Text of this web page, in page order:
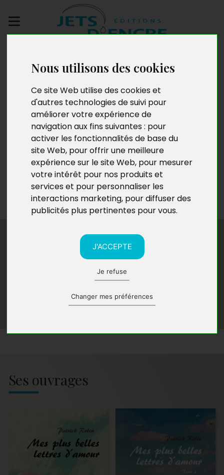
Nous utilisons des cookies
Ce site Web utilise des cookies et
d'autres technologies de suivi pour
améliorer votre expérience de
navigation aux fins suivantes : pour
activer les fonctionnalités de base du
site Web, pour offrir une meilleure
expérience sur le site Web, pour mesurer
votre intérêt pour nos produits et
services et pour personnaliser les
interactions marketing, pour diffuser des
publicités plus pertinentes pour vous.
J'ACCEPTE
Je refuse
Changer mes préférences
manuscrit
Patrick Robin
Tout au long de son service dans la gendarmerie, en
France puis en Europe et en Afrique, Patrick Robin
adressait des lettres à sa femme. C’est la compilation
de ces lettres, roman de leur passion, qu’il publie
aujourd’hui pour partager cet amour si grand dans
l’espoir d’enchanter, ne serait-ce qu’un peu, le monde.
Ses ouvrages